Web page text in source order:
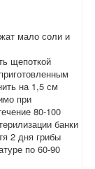
мало соли и
щепоткой
на 1,5 см
при
80-100
банки
2 дня грибы
по 60-90